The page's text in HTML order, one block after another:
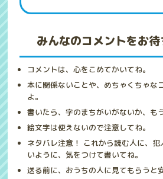
みんなのコメントをお
コメントは、心をこめてかいてね。
本に関係ないことや、めちゃくちゃな
よ。
書いたら、字のまちがいがないか、も
絵文字は使えないので注意してね。
ネタバレ注意！ これから読む人に、
いように、気をつけて書いてね。
送る前に、おうちの人に見てもらうと